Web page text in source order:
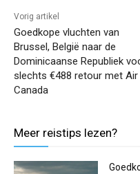
Vorig artikel
Goedkope vluchten van
Brussel, België naar de
Dominicaanse Republiek
slechts €488 retour met Air
Canada
Meer reistips lezen?